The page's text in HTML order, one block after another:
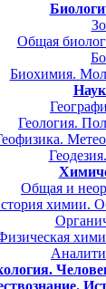
Общая
Биохимия.
Геология.
Общая и
химии.